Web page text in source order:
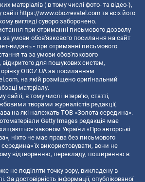
матеріалів ( в тому числі фото- та відео-),
https://www.obozrevatel.com та всіх його
вигляді суворо заборонено.
при отриманні письмового дозволу
за умови обов'язкового посилання на сайт
видань - при отриманні письмового
та за умови обов'язкового
для пошукових систем,
OBOZ.UA за посиланням
, на якій розміщено оригінальний
матеріалу.
сайті, в тому числі інтерв’ю, статті,
творами журналістів редакції,
на які належать ТОВ «Золота середина».
Getty Images редакція має
законом України «Про авторські
ніхто не має права без письмового
їх використовувати, вони не
відтворенню, перекладу, поширенню в
не поділяти точку зору, викладену в
За достовірність інформації, опублікованої